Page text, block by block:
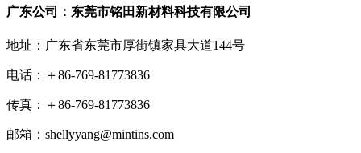
广东公司：东莞市铭田新材料科技有限公司
地址：广东省东莞市厚街镇家具大道144号
电话：＋86-769-81773836
传真：＋86-769-81773836
邮箱：shellyyang@mintins.com